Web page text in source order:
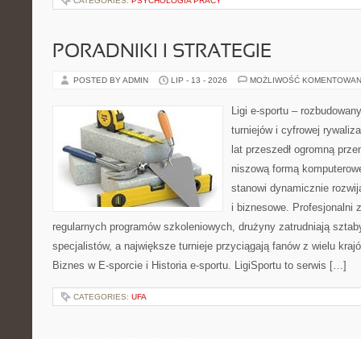
PORADNIKI I STRATEGIE
POSTED BY ADMIN LIP - 13 - 2026 MOŻLIWOŚĆ
Ligi e-sportu –
turniejów i cyfrowej
lat przeszedł ogromną
niszową formą
stanowi dynamicznie
i biznesowe. Profesjonalni
regularnych programów szkoleniowych, drużyny zatrudniają
specjalistów, a największe turnieje przyciągają fanów z wielu
Biznes w E-sporcie i Historia e-sportu. LigiSportu to serwis […]
CATEGORIES: UFA